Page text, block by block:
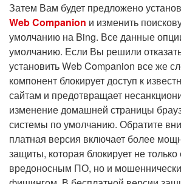
Затем Вам будет предложено
Web Companion и изменить
умолчанию на Bing. Все данные
умолчанию. Если Вы решили
установить Web Companion все же
компонент блокирует доступ к
сайтам и предотвращает
изменение домашней страницы
системы по умолчанию. Обратите
платная версия включает более
защиты, которая блокирует не
вредоносным ПО, но и